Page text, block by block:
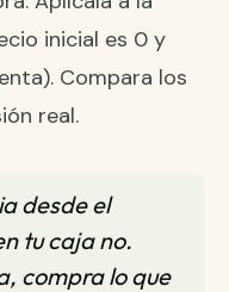
inicial es 0 y
Compara los
real.
desde el
tu caja no.
compra lo que